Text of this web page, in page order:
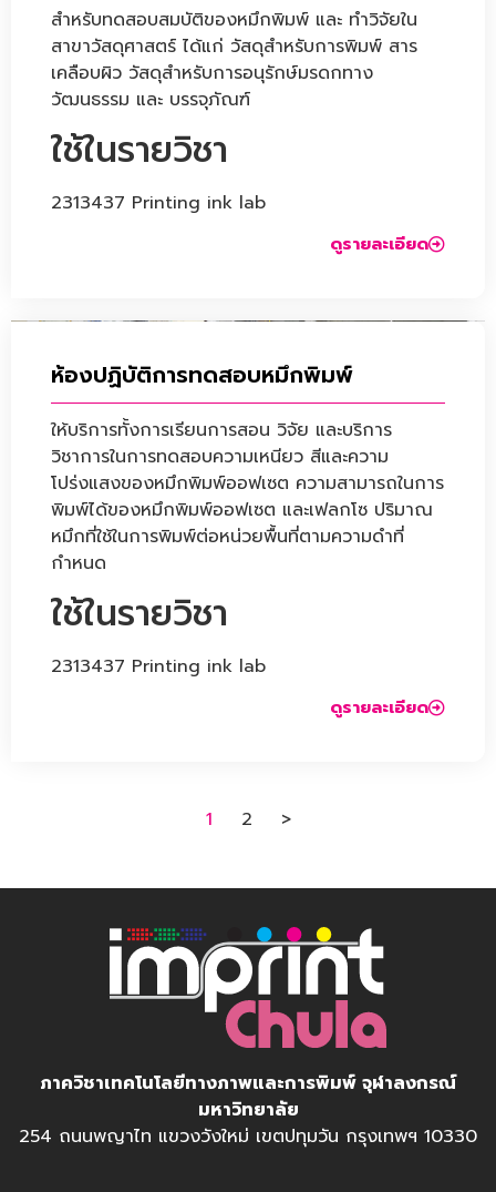
สำหรับทดสอบสมบัติของหมึกพิมพ์ และ ทำวิจัยใน
สาขาวัสดุศาสตร์ ได้แก่ วัสดุสำหรับการพิมพ์ สาร
เคลือบผิว วัสดุสำหรับการอนุรักษ์มรดกทาง
วัฒนธรรม และ บรรจุภัณฑ์
ใช้ในรายวิชา
2313437 Printing ink lab
ดูรายละเอียด
ห้องปฏิบัติการทดสอบหมึกพิมพ์
ให้บริการทั้งการเรียนการสอน วิจัย และบริการ
วิชาการในการทดสอบความเหนียว สีและความ
โปร่งแสงของหมึกพิมพ์ออฟเซต ความสามารถในการ
พิมพ์ได้ของหมึกพิมพ์ออฟเซต และเฟลกโซ ปริมาณ
หมึกที่ใช้ในการพิมพ์ต่อหน่วยพื้นที่ตามความดำที่
กำหนด
ใช้ในรายวิชา
2313437 Printing ink lab
ดูรายละเอียด
1 2 >
ภาควิชาเทคโนโลยีทางภาพและการพิมพ์ จุฬาลงกรณ์
มหาวิทยาลัย
254 ถนนพญาไท แขวงวังใหม่ เขตปทุมวัน กรุงเทพฯ 10330